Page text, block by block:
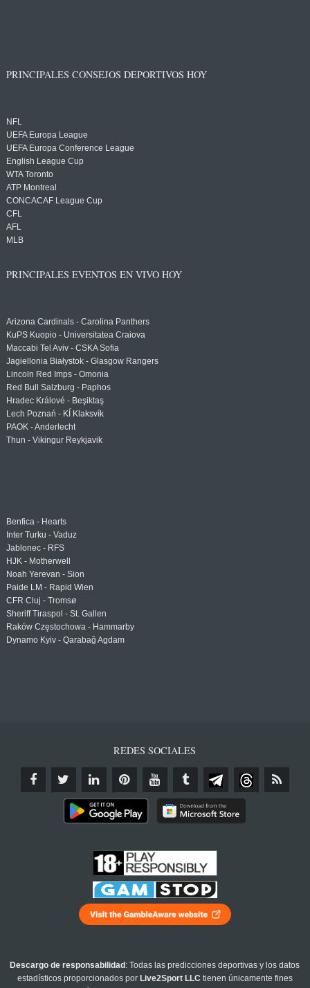
PRINCIPALES CONSEJOS DEPORTIVOS HOY
NFL
UEFA Europa League
UEFA Europa Conference League
English League Cup
WTA Toronto
ATP Montreal
CONCACAF League Cup
CFL
AFL
MLB
PRINCIPALES EVENTOS EN VIVO HOY
Arizona Cardinals - Carolina Panthers
KuPS Kuopio - Universitatea Craiova
Maccabi Tel Aviv - CSKA Sofia
Jagiellonia Białystok - Glasgow Rangers
Lincoln Red Imps - Omonia
Red Bull Salzburg - Paphos
Hradec Králové - Beşiktaş
Lech Poznań - KÍ Klaksvík
PAOK - Anderlecht
Thun - Vikingur Reykjavik
Benfica - Hearts
Inter Turku - Vaduz
Jablonec - RFS
HJK - Motherwell
Noah Yerevan - Sion
Paide LM - Rapid Wien
CFR Cluj - Tromsø
Sheriff Tiraspol - St. Gallen
Raków Częstochowa - Hammarby
Dynamo Kyiv - Qarabağ Agdam
REDES SOCIALES
Descargo de responsabilidad : Todas las predicciones deportivas y los datos
estadísticos proporcionados por Live2Sport LLC tienen únicamente fines